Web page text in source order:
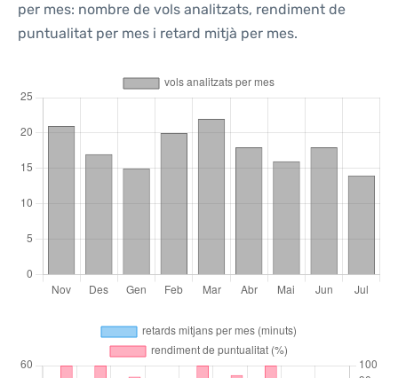
per mes: nombre de vols analitzats, rendiment de
puntualitat per mes i retard mitjà per mes.